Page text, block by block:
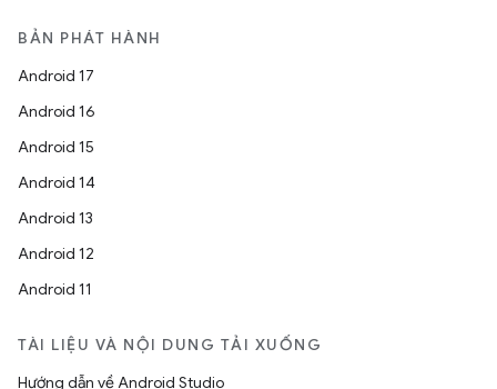
BẢN PHÁT HÀNH
Android 17
Android 16
Android 15
Android 14
Android 13
Android 12
Android 11
TÀI LIỆU VÀ NỘI DUNG TẢI XUỐNG
Hướng dẫn về Android Studio